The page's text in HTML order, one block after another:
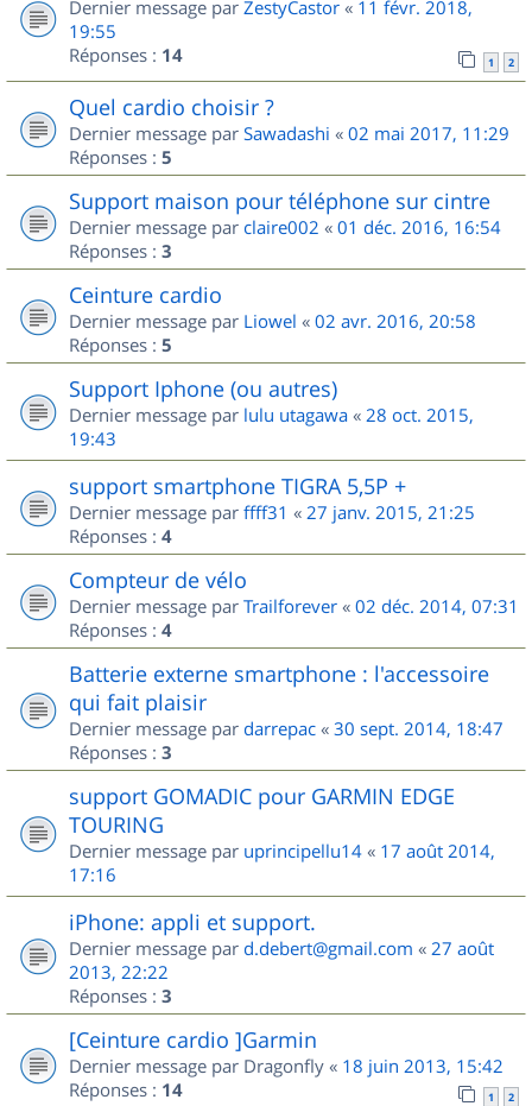
Dernier message par ZestyCastor « 11 févr. 2018,
19:55
Réponses : 14 1 2
Quel cardio choisir ?
Dernier message par Sawadashi « 02 mai 2017, 11:29
Réponses : 5
Support maison pour téléphone sur cintre
Dernier message par claire002 « 01 déc. 2016, 16:54
Réponses : 3
Ceinture cardio
Dernier message par Liowel « 02 avr. 2016, 20:58
Réponses : 5
Support Iphone (ou autres)
Dernier message par lulu utagawa « 28 oct. 2015,
19:43
support smartphone TIGRA 5,5P +
Dernier message par ffff31 « 27 janv. 2015, 21:25
Réponses : 4
Compteur de vélo
Dernier message par Trailforever « 02 déc. 2014, 07:31
Réponses : 4
Batterie externe smartphone : l'accessoire
qui fait plaisir
Dernier message par darrepac « 30 sept. 2014, 18:47
Réponses : 3
support GOMADIC pour GARMIN EDGE
TOURING
Dernier message par uprincipellu14 « 17 août 2014,
17:16
iPhone: appli et support.
Dernier message par d.debert@gmail.com « 27 août
2013, 22:22
Réponses : 3
[Ceinture cardio ]Garmin
Dernier message par Dragonfly « 18 juin 2013, 15:42
Réponses : 14 1 2